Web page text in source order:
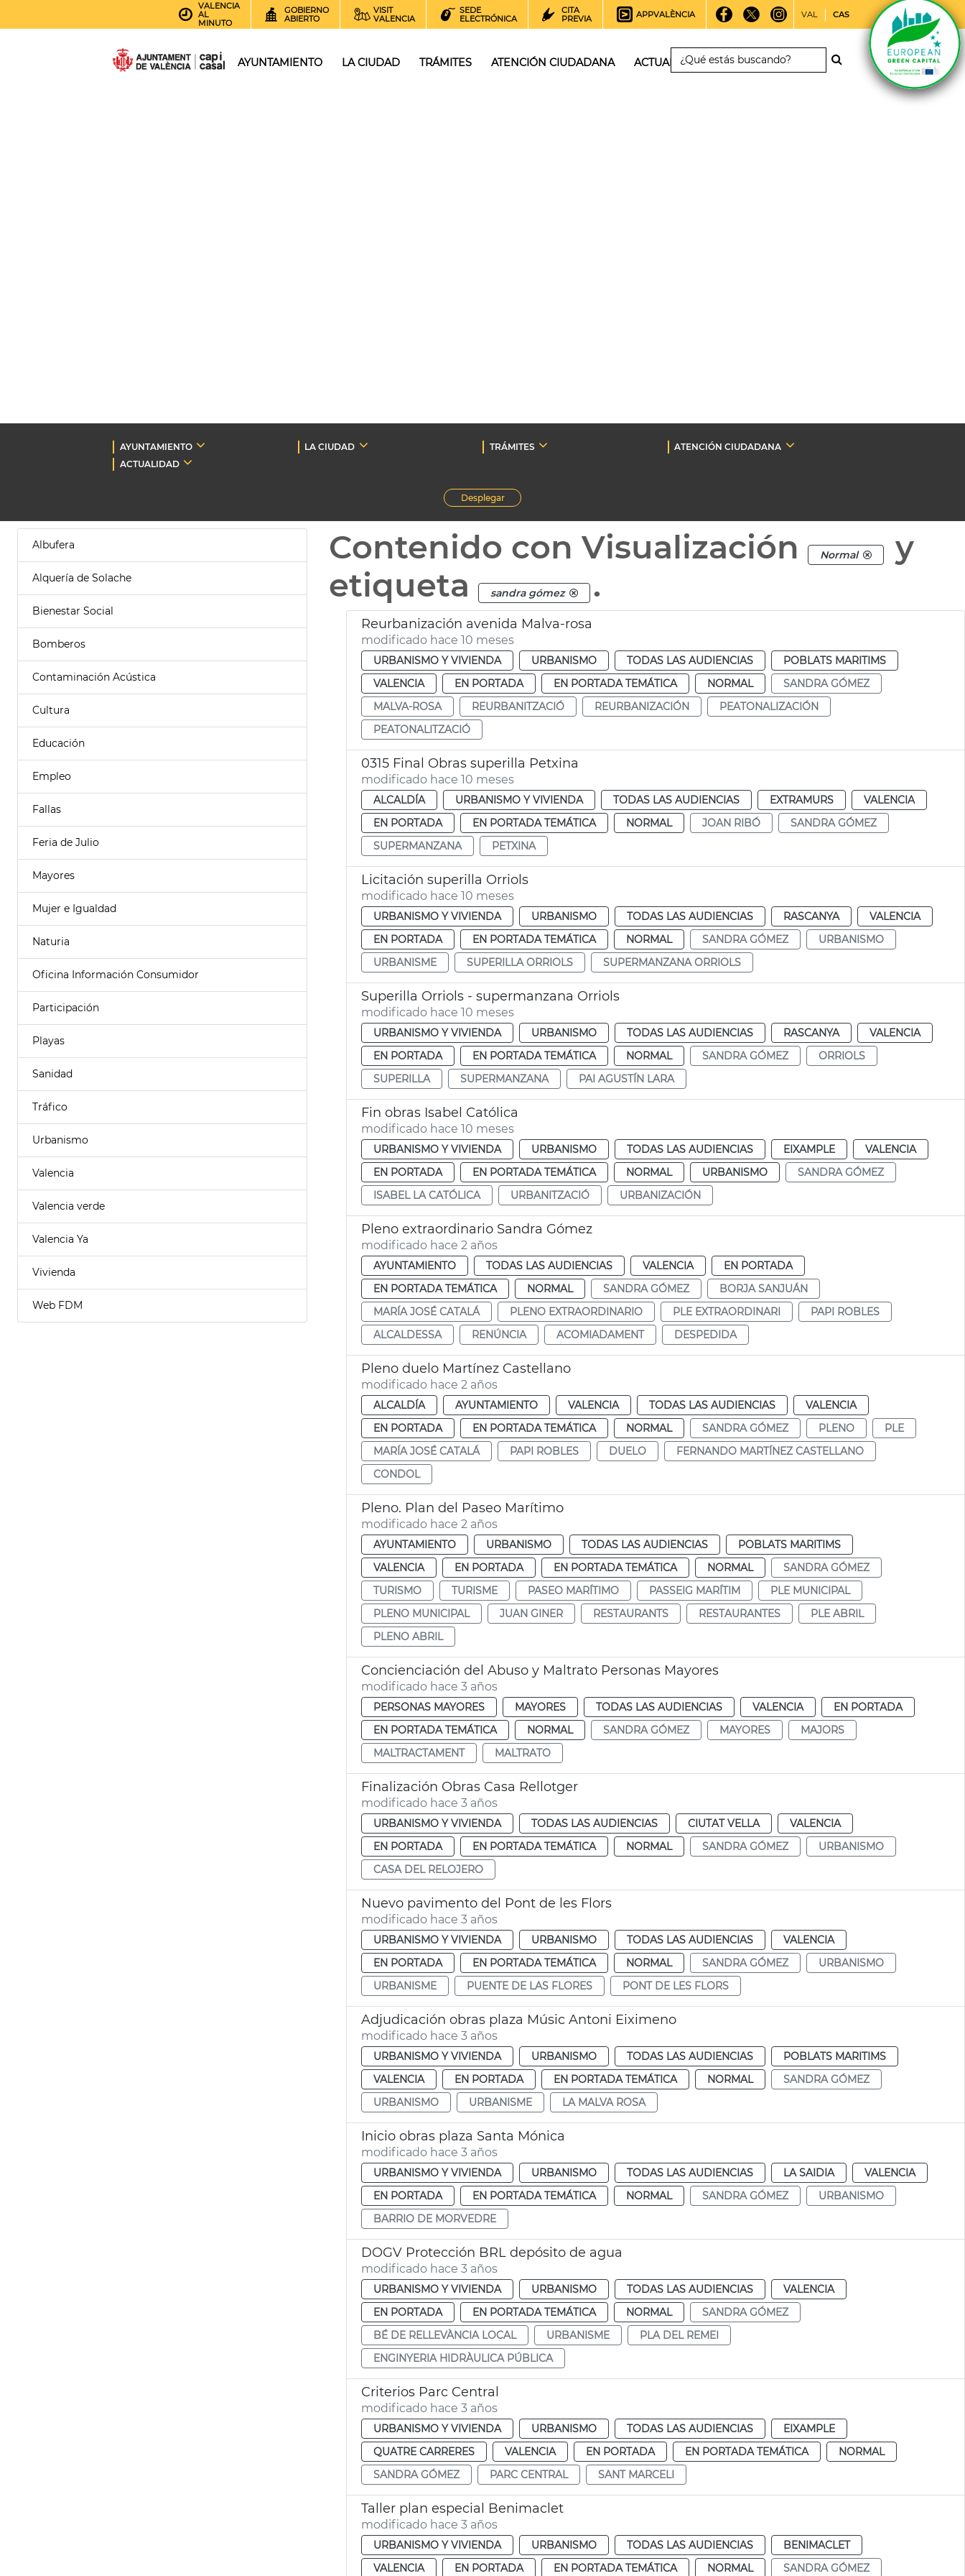
VALENCIA
AL
MINUTO
GOBIERNO
ABIERTO
VISIT
VALENCIA
SEDE
ELECTRÓNICA
CITA
PREVIA
APPVALÈNCIA VAL CAS
AYUNTAMIENTO LA CIUDAD TRÁMITES ATENCIÓN CIUDADANA ACTUALIDAD
AYUNTAMIENTO LA CIUDAD TRÁMITES
ATENCIÓN CIUDADANA
ACTUALIDAD
Desplegar
Albufera
Alquería de Solache
Bienestar Social
Bomberos
Contaminación Acústica
Cultura
Educación
Empleo
Fallas
Feria de Julio
Mayores
Mujer e Igualdad
Naturia
Oficina Información Consumidor
Participación
Playas
Sanidad
Tráfico
Urbanismo
Valencia
Valencia verde
Valencia Ya
Vivienda
Web FDM
Contenido con Visualización Normal
y
etiqueta
sandra gómez .
Reurbanización avenida Malva-rosa
modificado hace 10 meses
URBANISMO Y VIVIENDA URBANISMO TODAS LAS AUDIENCIAS
POBLATS MARITIMS
VALENCIA
EN PORTADA EN PORTADA TEMÁTICA NORMAL
SANDRA GÓMEZ
MALVA-ROSA
REURBANITZACIÓ REURBANIZACIÓN
PEATONALIZACIÓN
PEATONALITZACIÓ
0315 Final Obras superilla Petxina
modificado hace 10 meses
ALCALDÍA URBANISMO Y VIVIENDA TODAS LAS AUDIENCIAS EXTRAMURS
VALENCIA
EN PORTADA
EN PORTADA TEMÁTICA NORMAL JOAN RIBÓ
SANDRA GÓMEZ
SUPERMANZANA
PETXINA
Licitación superilla Orriols
modificado hace 10 meses
URBANISMO Y VIVIENDA URBANISMO TODAS LAS AUDIENCIAS RASCANYA
VALENCIA
EN PORTADA
EN PORTADA TEMÁTICA NORMAL SANDRA GÓMEZ
URBANISMO
URBANISME
SUPERILLA ORRIOLS SUPERMANZANA ORRIOLS
Superilla Orriols - supermanzana Orriols
modificado hace 10 meses
URBANISMO Y VIVIENDA URBANISMO TODAS LAS AUDIENCIAS RASCANYA
VALENCIA
EN PORTADA
EN PORTADA TEMÁTICA NORMAL SANDRA GÓMEZ
ORRIOLS
SUPERILLA
SUPERMANZANA PAI AGUSTÍN LARA
Fin obras Isabel Católica
modificado hace 10 meses
URBANISMO Y VIVIENDA URBANISMO TODAS LAS AUDIENCIAS EIXAMPLE
VALENCIA
EN PORTADA
EN PORTADA TEMÁTICA NORMAL URBANISMO
SANDRA GÓMEZ
ISABEL LA CATÓLICA
URBANITZACIÓ URBANIZACIÓN
Pleno extraordinario Sandra Gómez
modificado hace 2 años
AYUNTAMIENTO TODAS LAS AUDIENCIAS VALENCIA
EN PORTADA
EN PORTADA TEMÁTICA
NORMAL SANDRA GÓMEZ
BORJA SANJUÁN
MARÍA JOSÉ CATALÁ
PLENO EXTRAORDINARIO PLE EXTRAORDINARI
PAPI ROBLES
ALCALDESSA
RENÚNCIA ACOMIADAMENT DESPEDIDA
Pleno duelo Martínez Castellano
modificado hace 2 años
ALCALDÍA AYUNTAMIENTO VALENCIA TODAS LAS AUDIENCIAS
VALENCIA
EN PORTADA
EN PORTADA TEMÁTICA NORMAL SANDRA GÓMEZ PLENO
PLE
MARÍA JOSÉ CATALÁ
PAPI ROBLES DUELO
FERNANDO MARTÍNEZ CASTELLANO
CONDOL
Pleno. Plan del Paseo Marítimo
modificado hace 2 años
AYUNTAMIENTO URBANISMO TODAS LAS AUDIENCIAS
POBLATS MARITIMS
VALENCIA
EN PORTADA EN PORTADA TEMÁTICA NORMAL
SANDRA GÓMEZ
TURISMO
TURISME PASEO MARÍTIMO PASSEIG MARÍTIM
PLE MUNICIPAL
PLENO MUNICIPAL
JUAN GINER RESTAURANTS RESTAURANTES
PLE ABRIL
PLENO ABRIL
Concienciación del Abuso y Maltrato Personas Mayores
modificado hace 3 años
PERSONAS MAYORES MAYORES TODAS LAS AUDIENCIAS VALENCIA
EN PORTADA
EN PORTADA TEMÁTICA
NORMAL SANDRA GÓMEZ MAYORES
MAJORS
MALTRACTAMENT
MALTRATO
Finalización Obras Casa Rellotger
modificado hace 3 años
URBANISMO Y VIVIENDA TODAS LAS AUDIENCIAS CIUTAT VELLA
VALENCIA
EN PORTADA
EN PORTADA TEMÁTICA NORMAL SANDRA GÓMEZ
URBANISMO
CASA DEL RELOJERO
Nuevo pavimento del Pont de les Flors
modificado hace 3 años
URBANISMO Y VIVIENDA URBANISMO TODAS LAS AUDIENCIAS
VALENCIA
EN PORTADA
EN PORTADA TEMÁTICA NORMAL SANDRA GÓMEZ
URBANISMO
URBANISME
PUENTE DE LAS FLORES PONT DE LES FLORS
Adjudicación obras plaza Músic Antoni Eiximeno
modificado hace 3 años
URBANISMO Y VIVIENDA URBANISMO TODAS LAS AUDIENCIAS
POBLATS MARITIMS
VALENCIA
EN PORTADA EN PORTADA TEMÁTICA NORMAL
SANDRA GÓMEZ
URBANISMO
URBANISME LA MALVA ROSA
Inicio obras plaza Santa Mónica
modificado hace 3 años
URBANISMO Y VIVIENDA URBANISMO TODAS LAS AUDIENCIAS LA SAIDIA
VALENCIA
EN PORTADA
EN PORTADA TEMÁTICA NORMAL SANDRA GÓMEZ
URBANISMO
BARRIO DE MORVEDRE
DOGV Protección BRL depósito de agua
modificado hace 3 años
URBANISMO Y VIVIENDA URBANISMO TODAS LAS AUDIENCIAS
VALENCIA
EN PORTADA
EN PORTADA TEMÁTICA NORMAL
SANDRA GÓMEZ
BÉ DE RELLEVÀNCIA LOCAL
URBANISME
PLA DEL REMEI
ENGINYERIA HIDRÀULICA PÚBLICA
Criterios Parc Central
modificado hace 3 años
URBANISMO Y VIVIENDA URBANISMO TODAS LAS AUDIENCIAS
EIXAMPLE
QUATRE CARRERES
VALENCIA EN PORTADA EN PORTADA TEMÁTICA
NORMAL
SANDRA GÓMEZ
PARC CENTRAL SANT MARCELI
Taller plan especial Benimaclet
modificado hace 3 años
URBANISMO Y VIVIENDA URBANISMO TODAS LAS AUDIENCIAS
BENIMACLET
VALENCIA
EN PORTADA EN PORTADA TEMÁTICA NORMAL SANDRA GÓMEZ